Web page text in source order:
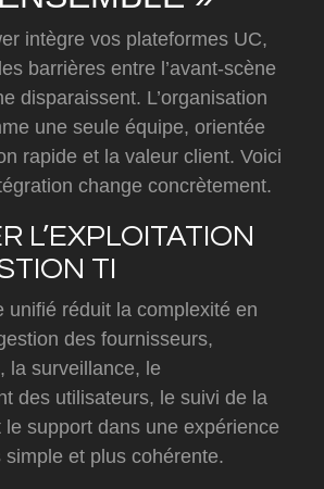
intègre vos plateformes UC,
barrières entre l’avant-scène
disparaissent. L’organisation
une seule équipe, orientée
rapide et la valeur client. Voici
change concrètement.
L’EXPLOITATION
TI
unifié réduit la complexité en
des fournisseurs,
la surveillance, le
des utilisateurs, le suivi de la
le support dans une expérience
et plus cohérente.